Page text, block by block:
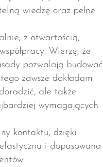
wiedzę oraz pełne
z otwartością,
Wierzę, że
pozwalają budować
zawsze dokładam
ale także
wymagających
kontaktu, dzięki
i dopasowana